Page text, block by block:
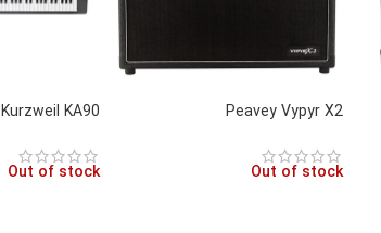
Peavey Vypyr X2
Out of stock
Kurzweil KA90
Out of stock